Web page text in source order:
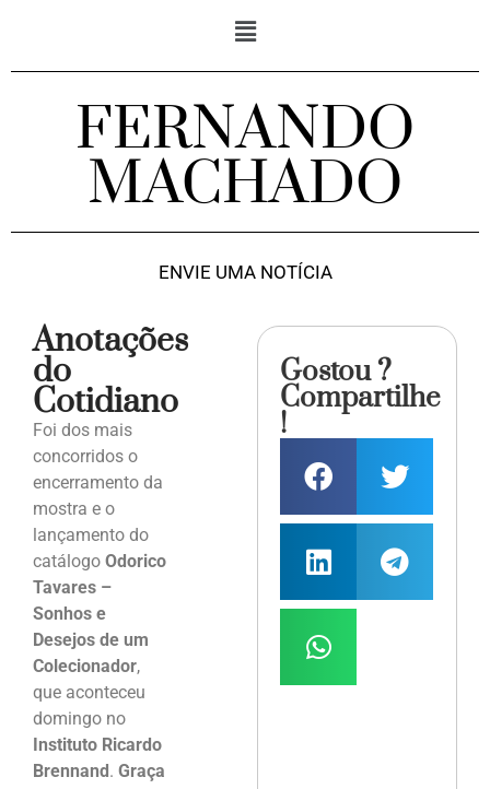
FERNANDO
MACHADO
ENVIE UMA NOTÍCIA
Anotações
do
Cotidiano
Foi dos mais
concorridos o
encerramento da
mostra e o
lançamento do
catálogo Odorico
Tavares –
Sonhos e
Desejos de um
Colecionador,
que aconteceu
domingo no
Instituto Ricardo
Brennand . Graça
Gostou ?
Compartilhe
!